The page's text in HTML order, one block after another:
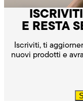
E RESTA
Iscriviti, ti
nuovi prodotti e